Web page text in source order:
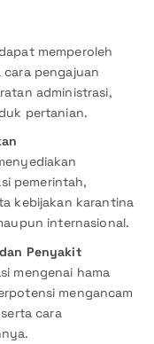
memperoleh
pengajuan
administrasi,
pertanian.
pemerintah,
kebijakan karantina
internasional.
Penyakit
mengenai hama
mengancam
cara